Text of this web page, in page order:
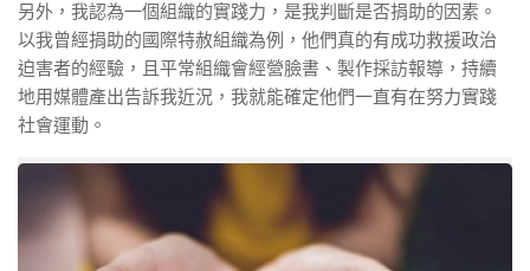
另外，我認為一個組織的實踐力，是我判斷是否捐助的因素。
以我曾經捐助的國際特赦組織為例，他們真的有成功救援政治
迫害者的經驗，且平常組織會經營臉書、製作採訪報導，持續
地用媒體產出告訴我近況，我就能確定他們一直有在努力實踐
社會運動。